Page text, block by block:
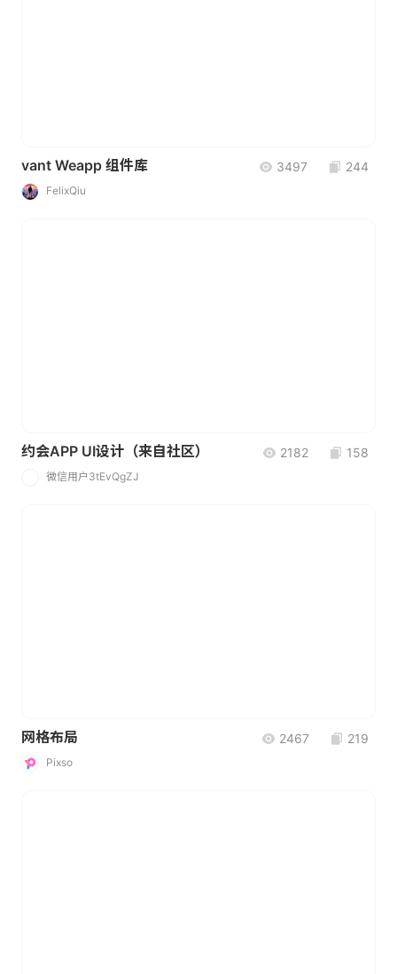
vant Weapp 组件库 3497 244
FelixQiu
约会APP UI设计（来自社区） 2182 158
微信用户3tEvQgZJ
网格布局 2467 219
Pixso